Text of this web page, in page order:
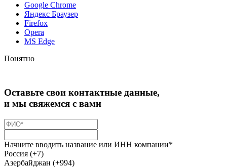
Google Chrome
Яндекс Браузер
Firefox
Opera
MS Edge
Понятно
Оставьте свои контактные данные,
и мы свяжемся с вами
Начните вводить название или ИНН компании*
Россия (+7)
Азербайджан (+994)